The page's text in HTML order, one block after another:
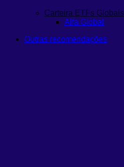
Carteira ETFs Globais
Alfa Global
Outras recomendações